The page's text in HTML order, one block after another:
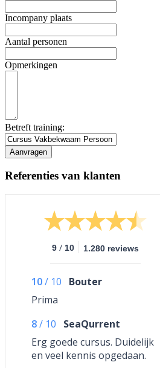
Incompany plaats
Aantal personen
Opmerkingen
Betreft training:
Referenties van klanten
9 / 10 1.280 reviews
10/ 10
Bouter
Prima
8/ 10
SeaQurrent
Erg goede cursus. Duidelijk
en veel kennis opgedaan.